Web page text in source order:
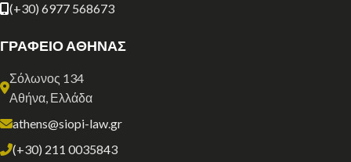
(+30) 6977 568673
ΓΡΑΦΕΙΟ ΑΘΗΝΑΣ
Σόλωνος 134
Αθήνα, Ελλάδα
athens@siopi-law.gr
(+30) 211 0035843